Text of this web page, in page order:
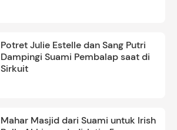
Potret Julie Estelle dan Sang Putri
Dampingi Suami Pembalap saat di
Sirkuit
Mahar Masjid dari Suami untuk Irish